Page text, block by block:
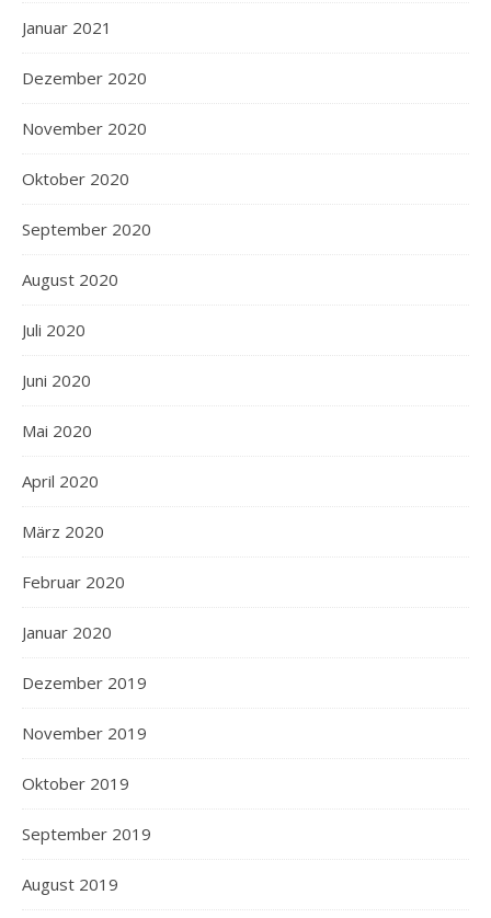
Januar 2021
Dezember 2020
November 2020
Oktober 2020
September 2020
August 2020
Juli 2020
Juni 2020
Mai 2020
April 2020
März 2020
Februar 2020
Januar 2020
Dezember 2019
November 2019
Oktober 2019
September 2019
August 2019